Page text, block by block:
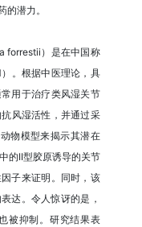
潜力。
forrestii）是在中国称
。根据中医理论，具
用于治疗类风湿关节
风湿活性，并通过采
物模型来揭示其潜在
的II型胶原诱导的关节
子来证明。同时，该
达。令人惊讶的是，
被抑制。研究结果表